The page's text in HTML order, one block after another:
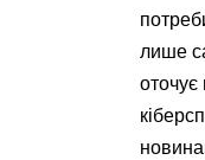
лише
оточує